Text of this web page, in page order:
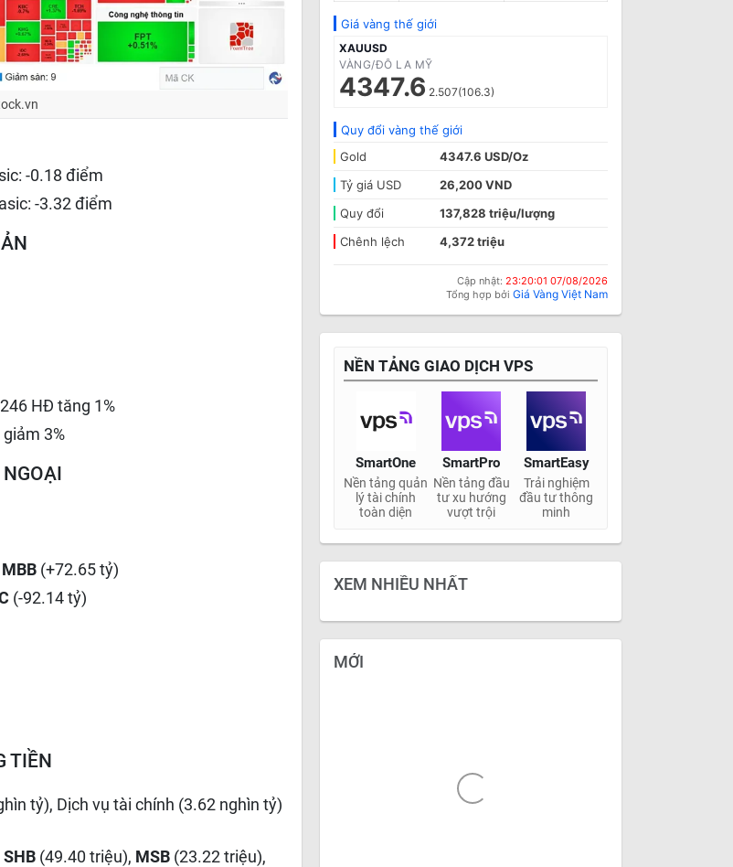
-0.18 điểm
-3.32 điểm
HĐ tăng 1%
3%
MBB (+72.65 tỷ)
(-92.14 tỷ)
TIỀN
tỷ), Dịch vụ tài chính (3.62 nghìn tỷ)
SHB (49.40 triệu), MSB (23.22 triệu),
Giá vàng thế giới
XAUUSD
VÀNG/ĐÔ LA MỸ
4347.6 2.507(106.3)
Quy đổi vàng thế giới
Gold
4347.6 USD/Oz
Tỷ giá USD
26,200 VND
Quy đổi
137,828 triệu/lượng
Chênh lệch
4,372 triệu
Cập nhật: 23:20:01 07/08/2026
Tổng hợp bởi Giá Vàng Việt Nam
NỀN TẢNG GIAO DỊCH VPS
SmartOne SmartPro SmartEasy
Nền tảng quản
lý tài chính
toàn diện
Nền tảng đầu
tư xu hướng
vượt trội
Trải nghiệm
đầu tư thông
minh
XEM NHIỀU NHẤT
MỚI